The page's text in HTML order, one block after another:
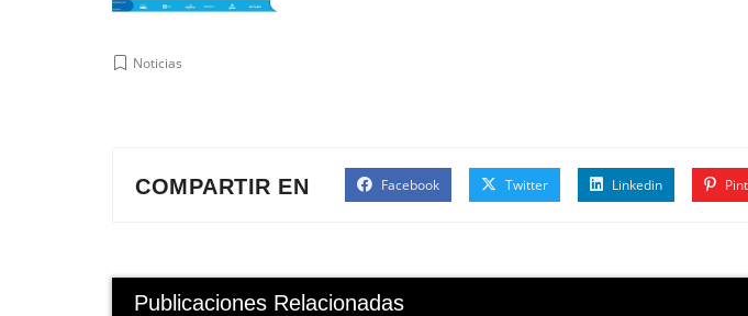
Noticias
COMPARTIR EN Facebook Twitter Linkedin
Publicaciones Relacionadas